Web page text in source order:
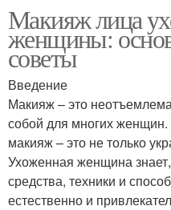
Макияж лица
женщины:
советы
Введение
Макияж – это
собой для многих
макияж – это не только
Ухоженная женщина
средства, техники и
естественно и